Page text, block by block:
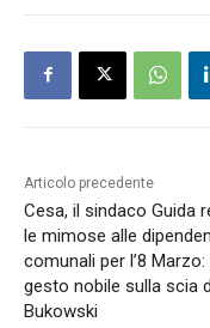
Articolo precedente
Cesa, il sindaco Guida
le mimose alle
comunali per l’8 Marzo:
gesto nobile sulla scia
Bukowski